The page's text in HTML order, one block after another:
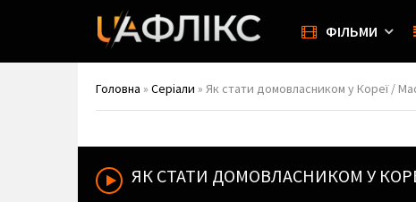
ФІЛЬМИ
Головна » Серіали » Як стати домовласником у Кореї /
ЯК СТАТИ ДОМОВЛАСНИКОМ У